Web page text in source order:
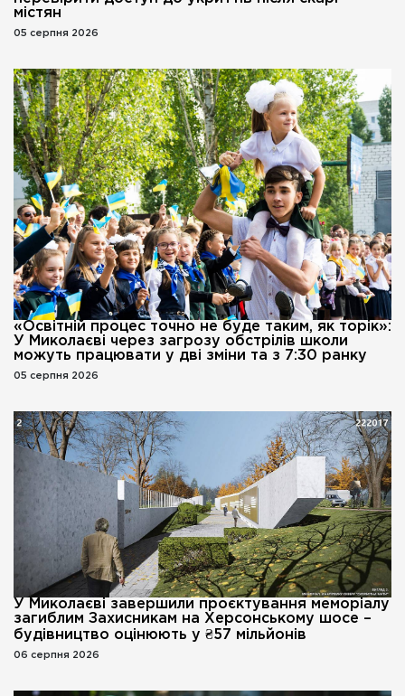
містян
05 серпня 2026
«Освітній процес точно не буде таким, як торік»:
У Миколаєві через загрозу обстрілів школи
можуть працювати у дві зміни та з 7:30 ранку
05 серпня 2026
У Миколаєві завершили проєктування меморіалу
загиблим Захисникам на Херсонському шосе –
будівництво оцінюють у ₴57 мільйонів
06 серпня 2026